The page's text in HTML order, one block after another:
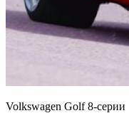
Volkswagen Golf 8-серии